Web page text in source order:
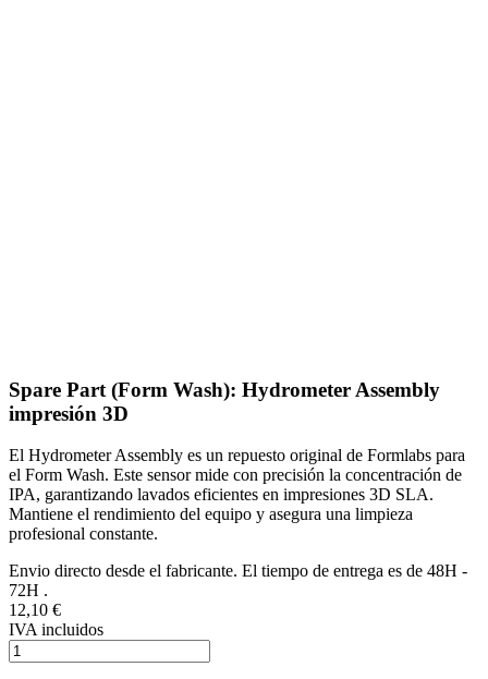
Spare Part (Form Wash): Hydrometer Assembly
impresión 3D
El Hydrometer Assembly es un repuesto original de Formlabs para
el Form Wash. Este sensor mide con precisión la concentración de
IPA, garantizando lavados eficientes en impresiones 3D SLA.
Mantiene el rendimiento del equipo y asegura una limpieza
profesional constante.
Envio directo desde el fabricante. El tiempo de entrega es de 48H -
72H .
12,10 €
IVA incluidos